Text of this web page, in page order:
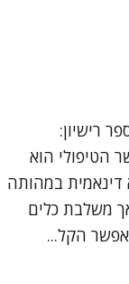
רישיון:
הטיפולי הוא
דינאמית במהותה
משלבת כלים